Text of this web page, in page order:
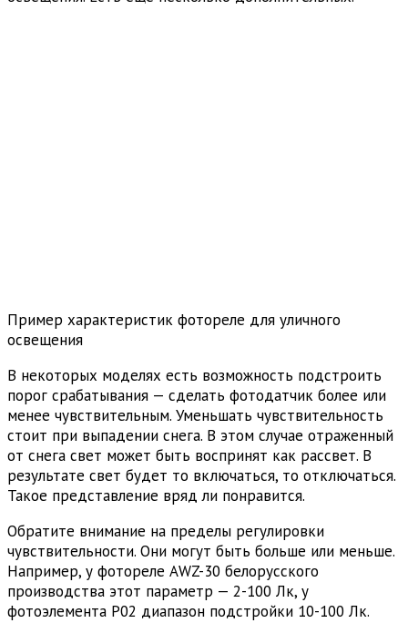
Пример характеристик фотореле для уличного
освещения
В некоторых моделях есть возможность подстроить
порог срабатывания — сделать фотодатчик более или
менее чувствительным. Уменьшать чувствительность
стоит при выпадении снега. В этом случае отраженный
от снега свет может быть воспринят как рассвет. В
результате свет будет то включаться, то отключаться.
Такое представление вряд ли понравится.
Обратите внимание на пределы регулировки
чувствительности. Они могут быть больше или меньше.
Например, у фотореле AWZ-30 белорусского
производства этот параметр — 2-100 Лк, у
фотоэлемента P02 диапазон подстройки 10-100 Лк.